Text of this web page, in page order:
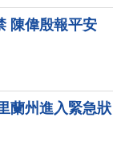
陳偉殷報平安
蘭州進入緊急狀